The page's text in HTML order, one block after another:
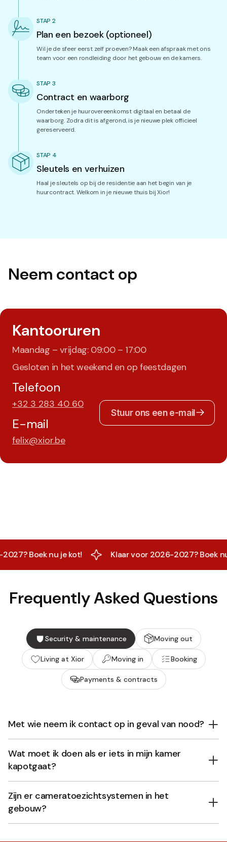
STAP 2
Plan een bezoek (optioneel)
Wil je de sfeer eerst zelf proeven? Maak een afspraak met ons
team voor een rondleiding door het gebouw en de kamers.
STAP 3
Contract en waarborg
Onderteken je huurovereenkomst digitaal en betaal de
waarborg. Zodra dit is afgerond, is je nieuwe plek officieel
gereserveerd.
STAP 4
Sleutels en verhuizen
Haal je sleutels op bij de residentie aan het begin van je
huurcontract. Welkom in je nieuwe thuis bij Xior!
Neem contact op
Kantooruren
Maandag – vrijdag: 09:00 – 17:00
Gesloten in het weekend en op feestdagen
Telefoon
+32 3 283 40 60
E-mail
felix@xior.be
Stuur ons een e-mail
Boek nu je kot! Klaar voor 2026-2027? Boek nu
Frequently Asked Questions
Security & maintenance Moving out
Living at Xior Moving in Booking
Payments & contracts
Met wie neem ik contact op in geval van nood?
Wat moet ik doen als er iets in mijn kamer
kapotgaat?
Zijn er cameratoezichtsystemen in het
gebouw?